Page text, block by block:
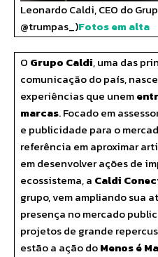
Leonardo Caldi, CEO do
@trumpas_)Fotos em alta
O Grupo Caldi, uma das
comunicação do país,
experiências que unem
marcas. Focado em
e publicidade para o
referência em aproximar
em desenvolver ações de
ecossistema, a Caldi
grupo, vem ampliando sua
presença no mercado
projetos de grande
estão a ação doMenos é